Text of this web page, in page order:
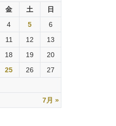
金 土 日
7月 »
4 5
6
11 12
13
18 19
20
25 26
27